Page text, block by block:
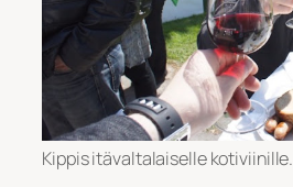
Kippis itävaltalaiselle kotiviinille.